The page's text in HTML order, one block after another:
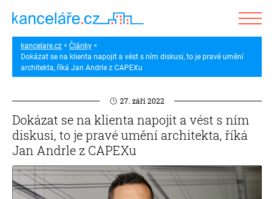
kancelare.cz
Články
Dokázat se na klienta napojit a vést s ním diskusi, to je pravé umění
architekta, říká Jan Andrle z CAPEXu
27. září 2022
Dokázat se na klienta napojit a vést s ním
diskusi, to je pravé umění architekta, říká
Jan Andrle z CAPEXu